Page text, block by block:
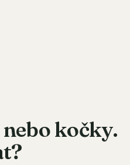
kočky.